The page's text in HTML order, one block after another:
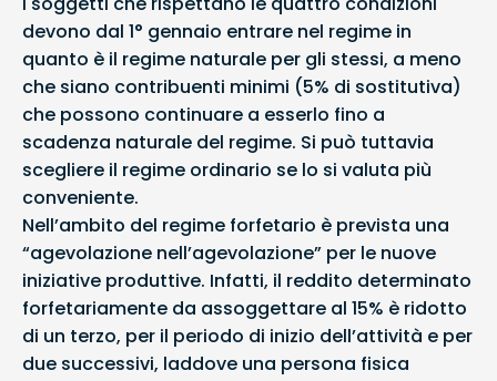
devono dal 1° gennaio entrare nel regime in
quanto è il regime naturale per gli stessi, a meno
che siano contribuenti minimi (5% di sostitutiva)
che possono continuare a esserlo fino a
scadenza naturale del regime. Si può tuttavia
scegliere il regime ordinario se lo si valuta più
conveniente.
Nell’ambito del regime forfetario è prevista una
“agevolazione nell’agevolazione” per le nuove
iniziative produttive. Infatti, il reddito determinato
forfetariamente da assoggettare al 15% è ridotto
di un terzo, per il periodo di inizio dell’attività e per
due successivi, laddove una persona fisica